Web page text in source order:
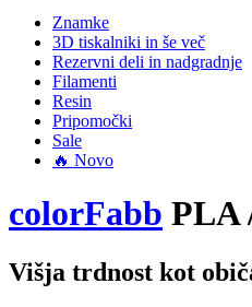
Znamke
3D tiskalniki in še več
Rezervni deli in nadgradnje
Filamenti
Resin
Pripomočki
Sale
🔥 Novo
colorFabb PLA
Višja trdnost kot